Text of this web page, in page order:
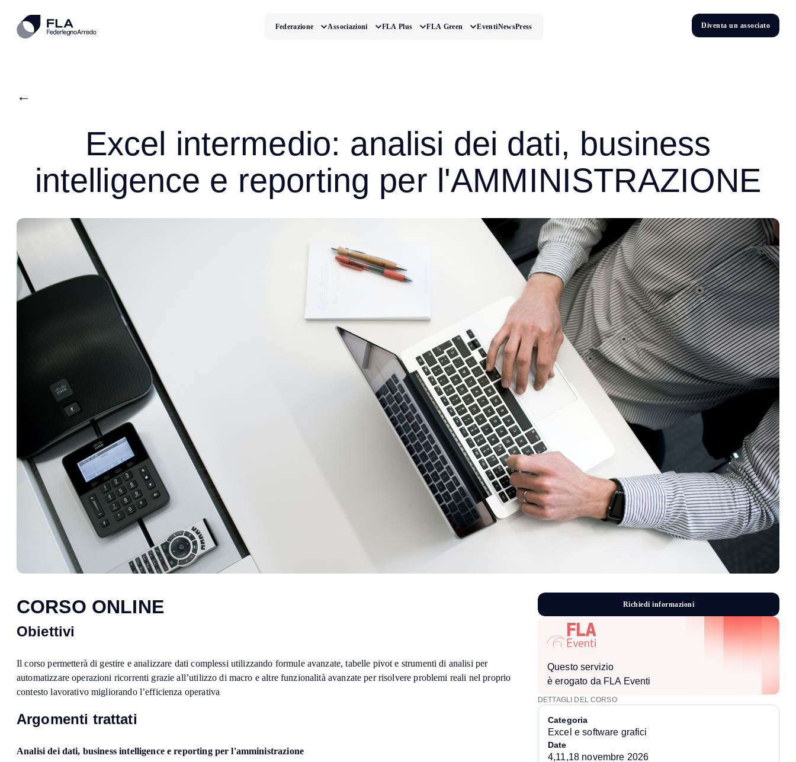
Federazione Associazioni FLA Plus FLA Green EventiNewsPress Diventa un associato
Div
←
Excel intermedio: analisi dei dati, business
intelligence e reporting per l'AMMINISTRAZIONE
CORSO ONLINE
Obiettivi
Il corso permetterà di gestire e analizzare dati complessi utilizzando formule avanzate, tabelle pivot e strumenti di analisi per
automatizzare operazioni ricorrenti grazie all’utilizzo di macro e altre funzionalità avanzate per risolvere problemi reali nel proprio
contesto lavorativo migliorando l’efficienza operativa
Argomenti trattati
Analisi dei dati, business intelligence e reporting per l'amministrazione
Richiedi informazioni
Richiediinformazioni
Questo servizio
è erogato da FLA Eventi
DETTAGLI DEL CORSO
Categoria
Excel e software grafici
Date
4,11,18 novembre 2026